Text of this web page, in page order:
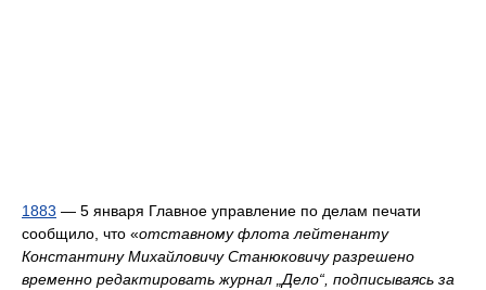
1883 — 5 января Главное управление по делам печати
сообщило, что «отставному флота лейтенанту
Константину Михайловичу Станюковичу разрешено
временно редактировать журнал „Дело“, подписываясь за